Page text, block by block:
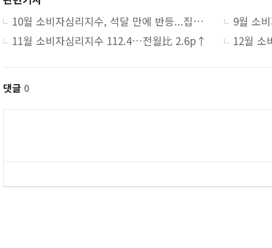
10월 소비자심리지수, 석달 만에 반등...집값 상승 전망은 ‘주춤’
11월 소비자심리지수 112.4…전월比 2.6p↑
댓글 0